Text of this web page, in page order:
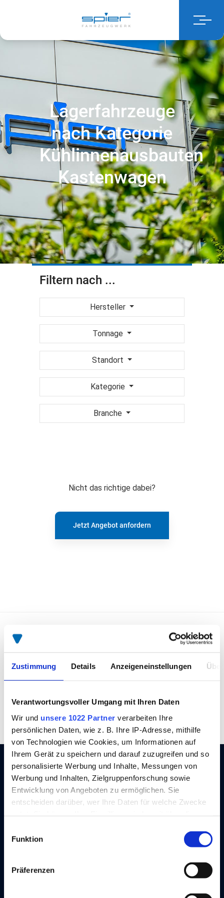
Zustimmung Details Anzeigeneinstellungen
Verantwortungsvoller Umgang mit Ihren Daten
Wir und unsere 1022 Partner verarbeiten Ihre
persönlichen Daten, wie z. B. Ihre IP-Adresse, mithilfe
von Technologien wie Cookies, um Informationen auf
Ihrem Gerät zu speichern und darauf zuzugreifen und so
personalisierte Werbung und Inhalte, Messungen von
Werbung und Inhalten, Zielgruppenforschung sowie
Entwicklung von Angeboten zu ermöglichen. Sie
entscheiden darüber, wer Ihre Daten für welche Zwecke
Trigger Symbol ändern oder widerrufen
Informationen über Ihre geografische Lage
Funktion
Präferenzen
Lagerfahrzeuge
nach Kategorie
Kühlinnenausbauten
Kastenwagen
Filtern nach ...
Hersteller
Tonnage
Standort
Kategorie
Branche
Nicht das richtige dabei?
Jetzt Angebot anfordern
Leidenschaft
Zertifizierter
Transportlösungen in innovativer SPIER-